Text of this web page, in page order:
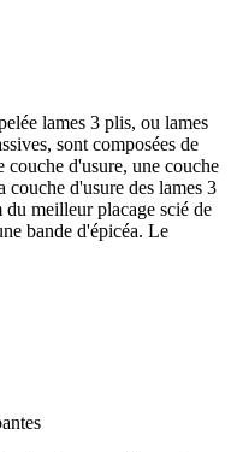
lames 3 plis, ou lames
sont composées de
couche d'usure, une couche
d'usure des lames 3
meilleur placage scié de
bande d'épicéa. Le